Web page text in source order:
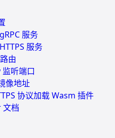
服务
服务
由
听端口
像地址
协议加载 Wasm 插件
文档